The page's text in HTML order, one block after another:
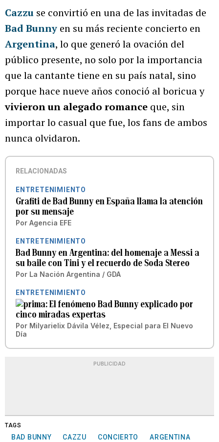
Cazzu se convirtió en una de las invitadas de
Bad Bunny en su más reciente concierto en
Argentina, lo que generó la ovación del
público presente, no solo por la importancia
que la cantante tiene en su país natal, sino
porque hace nueve años conoció al boricua y
vivieron un alegado romance que, sin
importar lo casual que fue, los fans de ambos
nunca olvidaron.
RELACIONADAS
ENTRETENIMIENTO
Grafiti de Bad Bunny en España llama la atención
por su mensaje
Por Agencia EFE
ENTRETENIMIENTO
Bad Bunny en Argentina: del homenaje a Messi a
su baile con Tini y el recuerdo de Soda Stereo
Por La Nación Argentina / GDA
ENTRETENIMIENTO
El fenómeno Bad Bunny explicado por
cinco miradas expertas
Por Milyarielix Dávila Vélez, Especial para El Nuevo
Día
PUBLICIDAD
TAGS
BAD BUNNY CAZZU CONCIERTO ARGENTINA